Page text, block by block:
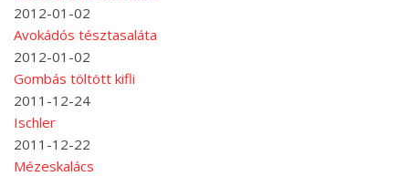
2012-01-02
Avokádós tésztasaláta
2012-01-02
Gombás töltött kifli
2011-12-24
Ischler
2011-12-22
Mézeskalács